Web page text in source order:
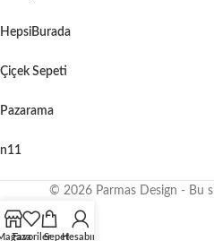
HepsiBurada
Çiçek Sepeti
Pazarama
n11
© 2026 Parmas Design - Bu
When autocomplete results are
FavorilerSepetHesabım